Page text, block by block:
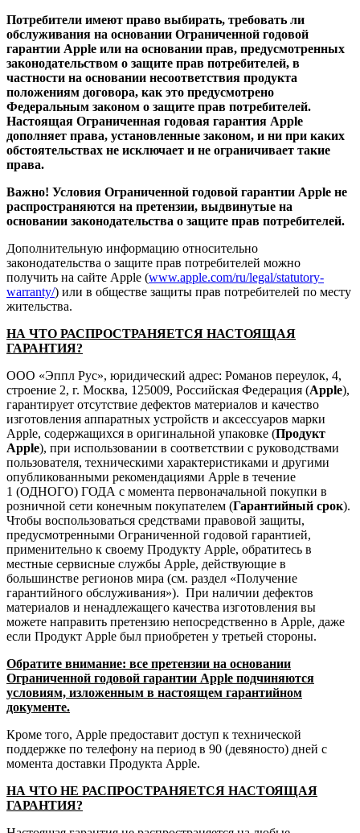
Потребители имеют право выбирать, требовать ли
обслуживания на основании Ограниченной годовой
гарантии Apple или на основании прав, предусмотренных
законодательством о защите прав потребителей, в
частности на основании несоответствия продукта
положениям договора, как это предусмотрено
Федеральным законом о защите прав потребителей.
Настоящая Ограниченная годовая гарантия Apple
дополняет права, установленные законом, и ни при каких
обстоятельствах не исключает и не ограничивает такие
права.
Важно! Условия Ограниченной годовой гарантии Apple не
распространяются на претензии, выдвинутые на
основании законодательства о защите прав потребителей.
Дополнительную информацию относительно
законодательства о защите прав потребителей можно
получить на сайте Apple (www.apple.com/ru/legal/statutory-
warranty/) или в обществе защиты прав потребителей по месту
жительства.
НА ЧТО РАСПРОСТРАНЯЕТСЯ НАСТОЯЩАЯ
ГАРАНТИЯ?
ООО «Эппл Рус», юридический адрес: Романов переулок, 4,
строение 2, г. Москва, 125009, Российская Федерация (Apple),
гарантирует отсутствие дефектов материалов и качество
изготовления аппаратных устройств и аксессуаров марки
Apple, содержащихся в оригинальной упаковке (Продукт
Apple), при использовании в соответствии с руководствами
пользователя, техническими характеристиками и другими
опубликованными рекомендациями Apple в течение
1 (ОДНОГО) ГОДА с момента первоначальной покупки в
розничной сети конечным покупателем (Гарантийный срок).
Чтобы воспользоваться средствами правовой защиты,
предусмотренными Ограниченной годовой гарантией,
применительно к своему Продукту Apple, обратитесь в
местные сервисные службы Apple, действующие в
большинстве регионов мира (см. раздел «Получение
гарантийного обслуживания»). При наличии дефектов
материалов и ненадлежащего качества изготовления вы
можете направить претензию непосредственно в Apple, даже
если Продукт Apple был приобретен у третьей стороны.
Обратите внимание: все претензии на основании
Ограниченной годовой гарантии Apple подчиняются
условиям, изложенным в настоящем гарантийном
документе.
Кроме того, Apple предоставит доступ к технической
поддержке по телефону на период в 90 (девяносто) дней с
момента доставки Продукта Apple.
НА ЧТО НЕ РАСПРОСТРАНЯЕТСЯ НАСТОЯЩАЯ
ГАРАНТИЯ?